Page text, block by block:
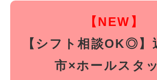
【NEW】
【シフト相談OK◎】
市×ホールスタ